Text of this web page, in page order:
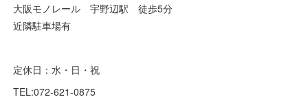
大阪モノレール 宇野辺駅 徒歩5分
近隣駐車場有
定休日：水・日・祝
TEL:072-621-0875